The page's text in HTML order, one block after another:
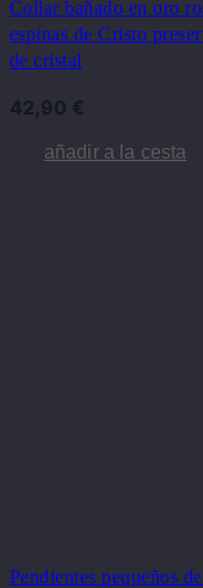
Collar bañado en oro
espinas de Cristo
de cristal
42,90 €
añadir a la cesta
Pendientes pequeños